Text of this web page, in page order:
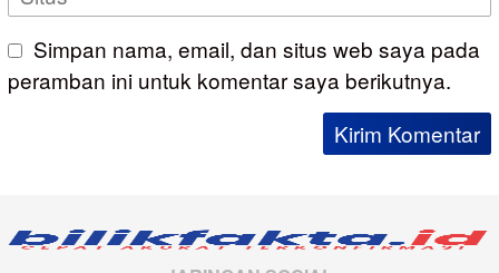
Simpan nama, email, dan situs web saya pada
peramban ini untuk komentar saya berikutnya.